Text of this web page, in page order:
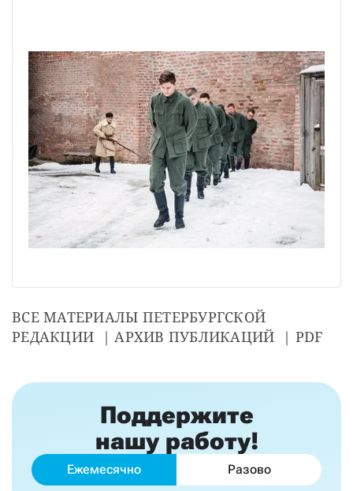
ВСЕ МАТЕРИАЛЫ ПЕТЕРБУРГСКОЙ
РЕДАКЦИИ  | АРХИВ ПУБЛИКАЦИЙ  | PDF
Поддержите
нашу работу!
Ежемесячно Разово